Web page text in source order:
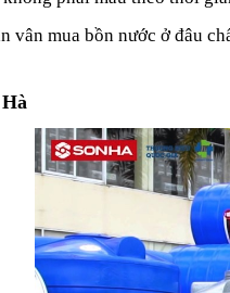
vân mua bồn nước ở đâu